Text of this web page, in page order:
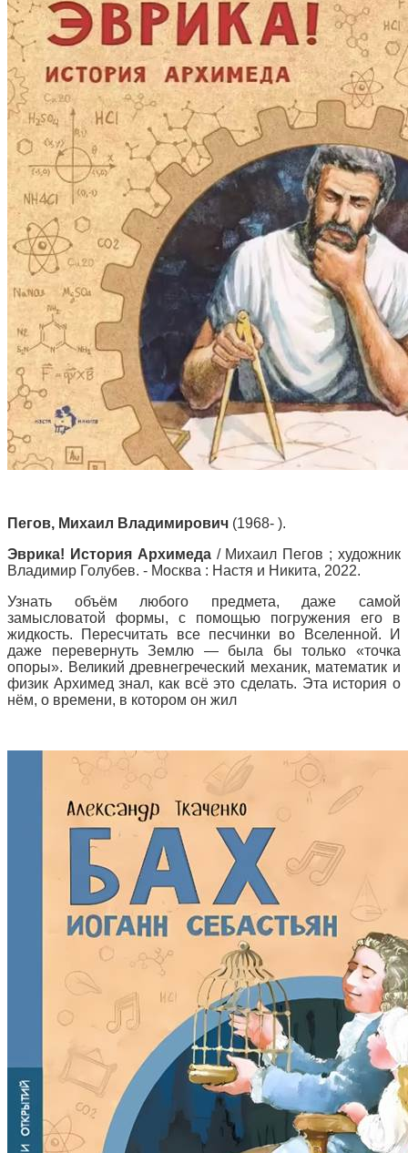
Пегов, Михаил Владимирович (1968- ).
Эврика! История Архимеда/ Михаил Пегов ; художник
Владимир Голубев. - Москва : Настя и Никита, 2022.
Узнать объём любого предмета, даже самой
замысловатой формы, с помощью погружения его в
жидкость. Пересчитать все песчинки во Вселенной. И
даже перевернуть Землю — была бы только «точка
опоры». Великий древнегреческий механик, математик и
физик Архимед знал, как всё это сделать. Эта история о
нём, о времени, в котором он жил